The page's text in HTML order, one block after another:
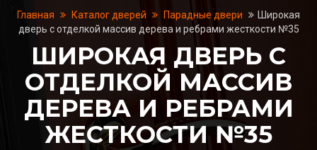
Главная Каталог дверей Парадные двери
Широкая
дверь с отделкой массив дерева и ребрами жесткости №35
ШИРОКАЯ ДВЕРЬ С
ОТДЕЛКОЙ МАССИВ
ДЕРЕВА И РЕБРАМИ
ЖЕСТКОСТИ №35